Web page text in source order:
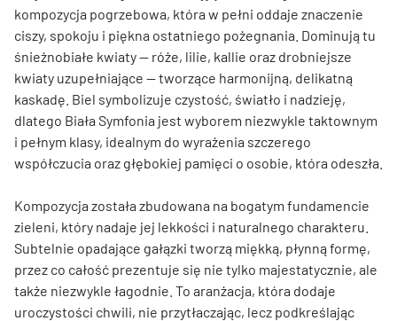
kompozycja pogrzebowa, która w pełni oddaje znaczenie
ciszy, spokoju i piękna ostatniego pożegnania. Dominują tu
śnieżnobiałe kwiaty — róże, lilie, kallie oraz drobniejsze
kwiaty uzupełniające — tworzące harmonijną, delikatną
kaskadę. Biel symbolizuje czystość, światło i nadzieję,
dlatego Biała Symfonia jest wyborem niezwykle taktownym
i pełnym klasy, idealnym do wyrażenia szczerego
współczucia oraz głębokiej pamięci o osobie, która odeszła.
Kompozycja została zbudowana na bogatym fundamencie
zieleni, który nadaje jej lekkości i naturalnego charakteru.
Subtelnie opadające gałązki tworzą miękką, płynną formę,
przez co całość prezentuje się nie tylko majestatycznie, ale
także niezwykle łagodnie. To aranżacja, która dodaje
uroczystości chwili, nie przytłaczając, lecz podkreślając